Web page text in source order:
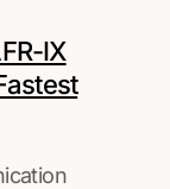
IX